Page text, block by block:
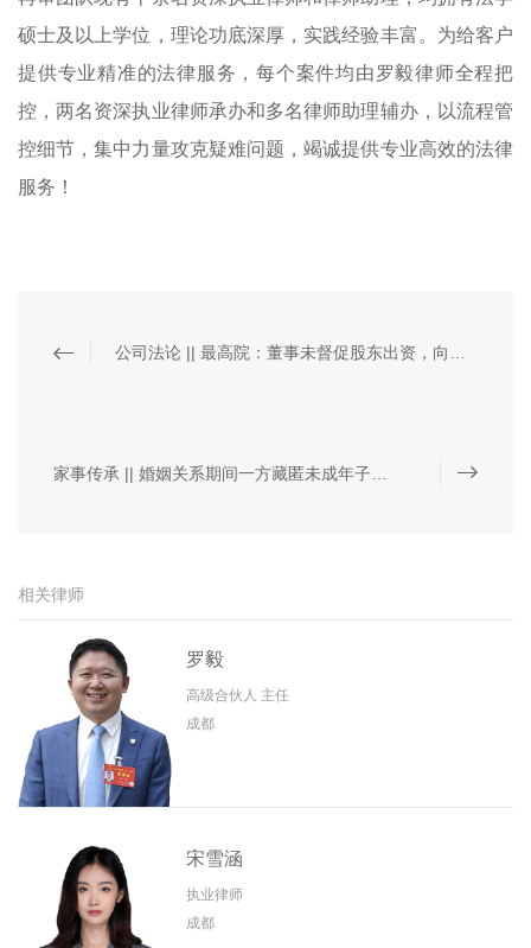
硕士及以上学位，理论功底深厚，实践经验丰富。为给客户
提供专业精准的法律服务，每个案件均由罗毅律师全程把
控，两名资深执业律师承办和多名律师助理辅办，以流程管
控细节，集中力量攻克疑难问题，竭诚提供专业高效的法律
服务！
相关律师
罗毅
高级合伙人 主任
成都
宋雪涵
执业律师
成都